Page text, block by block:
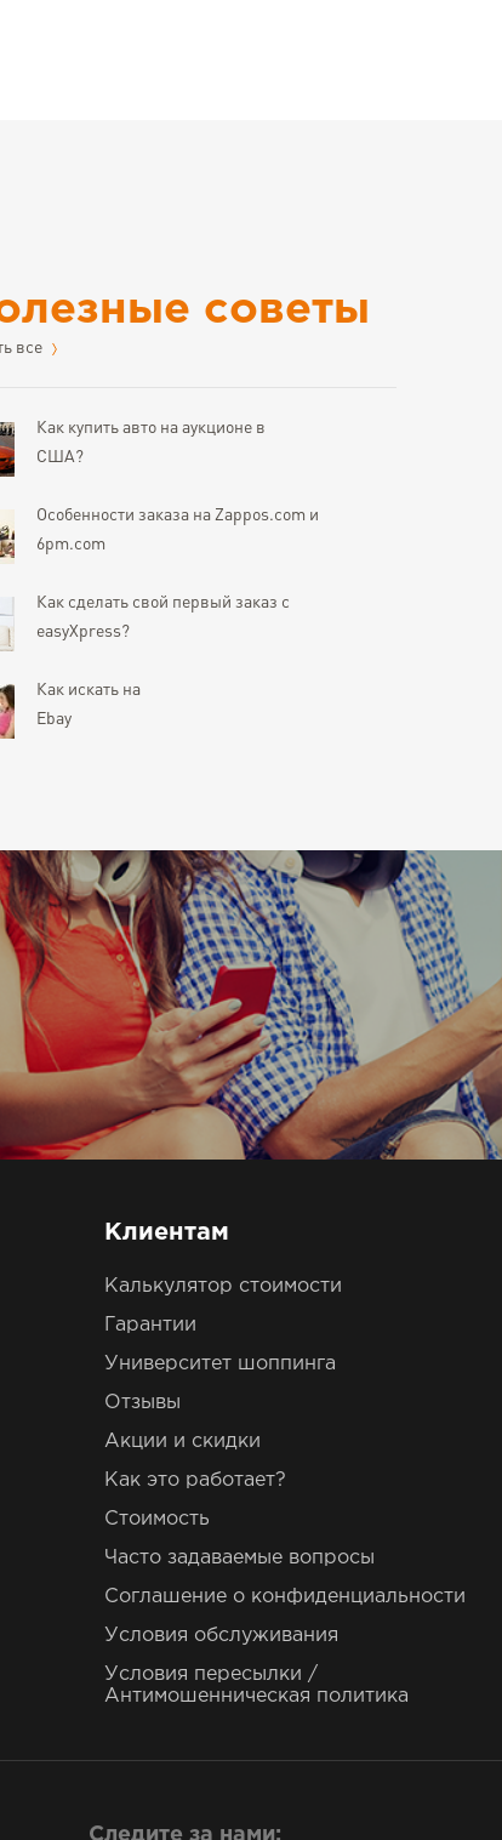
советы
все
Как купить авто на аукционе в
США?
Особенности заказа на Zappos.com и
6pm.com
Как сделать свой первый заказ с
easyXpress?
Как искать на
Ebay
Клиентам
Калькулятор стоимости
Гарантии
Университет шоппинга
Отзывы
Акции и скидки
Как это работает?
Стоимость
Часто задаваемые вопросы
Соглашение о конфиденциальности
Условия обслуживания
Условия пересылки /
Антимошенническая политика
Следите за нами: